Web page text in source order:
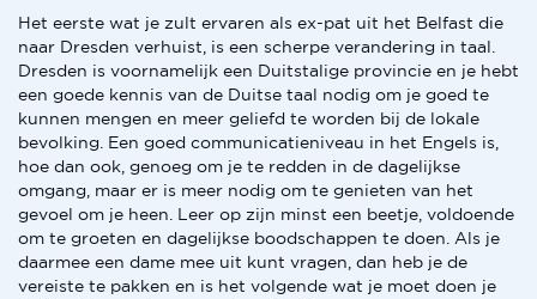
Het eerste wat je zult ervaren als ex-pat uit het Belfast die
naar Dresden verhuist, is een scherpe verandering in taal.
Dresden is voornamelijk een Duitstalige provincie en je hebt
een goede kennis van de Duitse taal nodig om je goed te
kunnen mengen en meer geliefd te worden bij de lokale
bevolking. Een goed communicatieniveau in het Engels is,
hoe dan ook, genoeg om je te redden in de dagelijkse
omgang, maar er is meer nodig om te genieten van het
gevoel om je heen. Leer op zijn minst een beetje, voldoende
om te groeten en dagelijkse boodschappen te doen. Als je
daarmee een dame mee uit kunt vragen, dan heb je de
vereiste te pakken en is het volgende wat je moet doen je